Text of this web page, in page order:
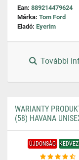
Ean: 889214479624
Márka: Tom Ford
Eladó: Eyerim
További
WARIANTY
(58) HAVANA
ÚJDONSÁG